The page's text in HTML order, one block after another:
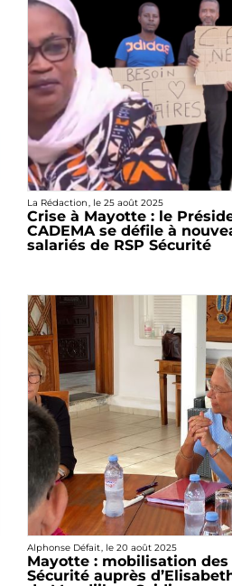
La Rédaction, le 25 août 2025
Crise à Mayotte : le
CADEMA se défile à
salariés de RSP Sécurité
Alphonse Défait, le 20 août 2025
Mayotte : mobilisation des
Sécurité auprès